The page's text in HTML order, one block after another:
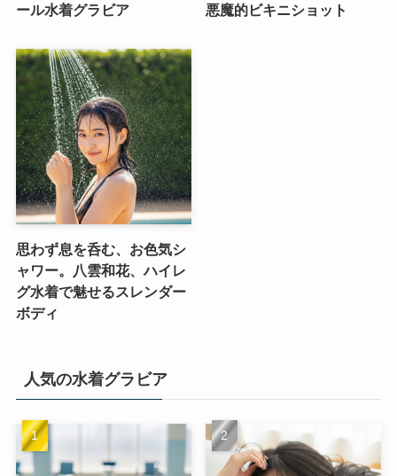
ール水着グラビア
悪魔的ビキニショット
思わず息を呑む、お色気シ
ャワー。八雲和花、ハイレ
グ水着で魅せるスレンダー
ボディ
人気の水着グラビア